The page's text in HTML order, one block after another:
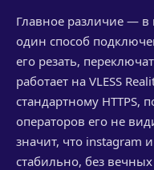
Главное различие — в
один способ
его резать,
работает на VLESS
стандартному HTTPS,
операторов его не
значит, что instagram
стабильно, без